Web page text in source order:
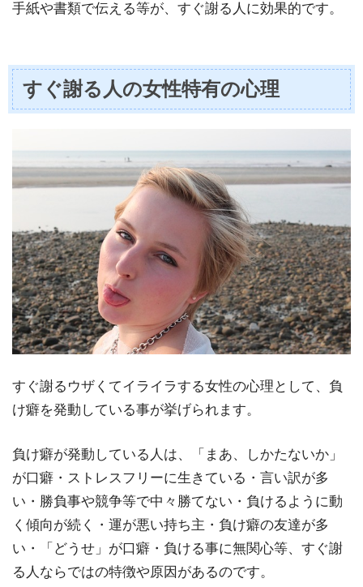
手紙や書類で伝える等が、すぐ謝る人に効果的です。
すぐ謝る人の女性特有の心理
すぐ謝るウザくてイライラする女性の心理として、負
け癖を発動している事が挙げられます。
負け癖が発動している人は、「まあ、しかたないか」
が口癖・ストレスフリーに生きている・言い訳が多
い・勝負事や競争等で中々勝てない・負けるように動
く傾向が続く・運が悪い持ち主・負け癖の友達が多
い・「どうせ」が口癖・負ける事に無関心等、すぐ謝
る人ならではの特徴や原因があるのです。